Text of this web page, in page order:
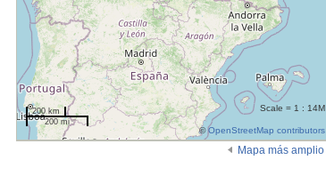
200 km
200 mi
Scale = 1 : 14M
©OpenStreetMap contributors
Mapa más amplio